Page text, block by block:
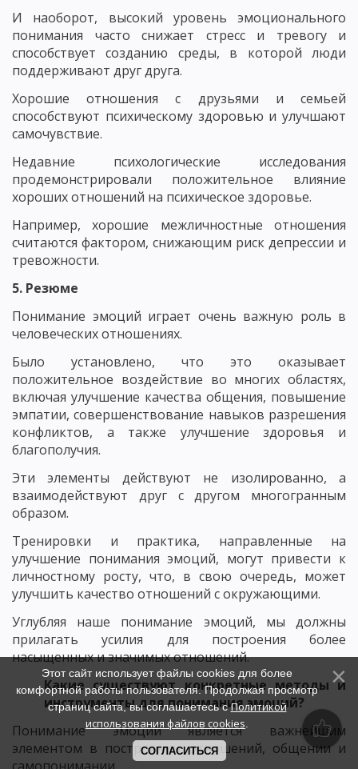
И наоборот, высокий уровень эмоционального
понимания часто снижает стресс и тревогу и
способствует созданию среды, в которой люди
поддерживают друг друга.
Хорошие отношения с друзьями и семьей
способствуют психическому здоровью и улучшают
самочувствие.
Недавние психологические исследования
продемонстрировали положительное влияние
хороших отношений на психическое здоровье.
Например, хорошие межличностные отношения
считаются фактором, снижающим риск депрессии и
тревожности.
5. Резюме
Понимание эмоций играет очень важную роль в
человеческих отношениях.
Было установлено, что это оказывает
положительное воздействие во многих областях,
включая улучшение качества общения, повышение
эмпатии, совершенствование навыков разрешения
конфликтов, а также улучшение здоровья и
благополучия.
Эти элементы действуют не изолированно, а
взаимодействуют друг с другом многогранным
образом.
Тренировки и практика, направленные на
улучшение понимания эмоций, могут привести к
личностному росту, что, в свою очередь, может
улучшить качество отношений с окружающими.
Углубляя наше понимание эмоций, мы должны
прилагать усилия для построения более
насыщенных и значимых отношений.
Какие существуют конкретные методы и
инструменты для понимания эмоций?
Понимание эмоций является важнейшим
элементом в построении отношений, общении и
Этот сайт использует файлы cookies для более
комфортной работы пользователя. Продолжая просмотр
страниц сайта, вы соглашаетесь сПолитикой
использования файлов cookies
СОГЛАСИТЬСЯ